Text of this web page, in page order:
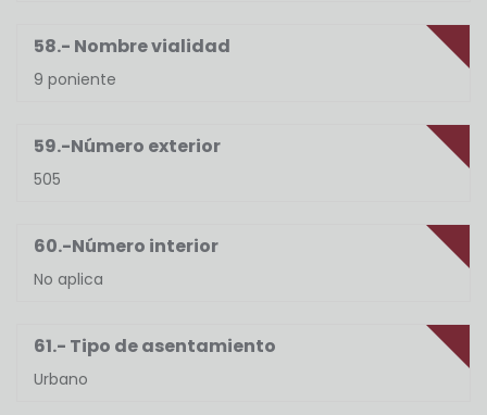
58.- Nombre vialidad
9 poniente
59.-Número exterior
505
60.-Número interior
No aplica
61.- Tipo de asentamiento
Urbano